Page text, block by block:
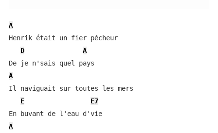
A
Henrik était un fier pêcheur
D
A
A
Il naviguait sur toutes les mers
E
E7
En buvant de l'eau d'vie
A